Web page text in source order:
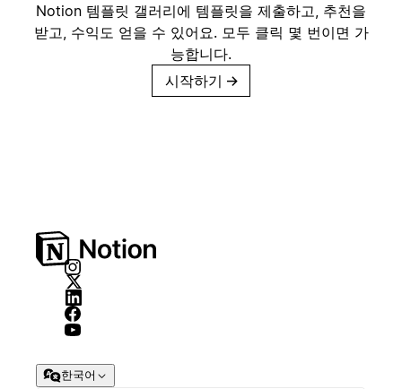
Notion 템플릿 갤러리에 템플릿을 제출하고, 추천을
받고, 수익도 얻을 수 있어요. 모두 클릭 몇 번이면 가
능합니다.
시작하기 →
한국어